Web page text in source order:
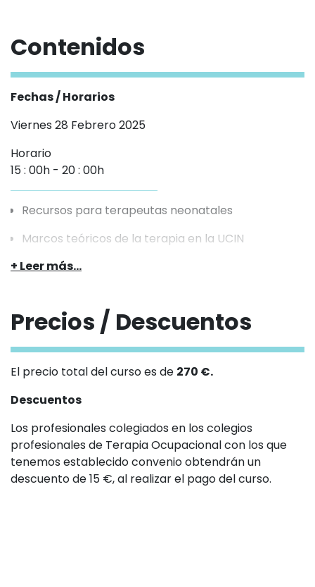
Contenidos
Fechas / Horarios
Viernes 28 Febrero 2025
Horario
15 : 00h - 20 : 00h
Recursos para terapeutas neonatales
Marcos teóricos de la terapia en la UCIN
Complicaciones e intervenciones médicas:
Definir el umbral de inicio y cese de las terapias
Consideraciones sobre el desarrollo del recién
equivalente a término
Estrategias de habilitación
El entorno de la UCIN
Estrategias de prevención y enriquecimiento para
Precios / Descuentos
El precio total del curso es de 270 €.
Descuentos
Los profesionales colegiados en los colegios
profesionales de Terapia Ocupacional con los que
tenemos establecido convenio obtendrán un
descuento de 15 €, al realizar el pago del curso.